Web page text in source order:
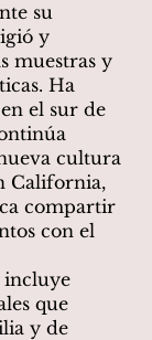
su
y
muestras y
Ha
el sur de
cultura
California,
compartir
con el
incluye
que
y de